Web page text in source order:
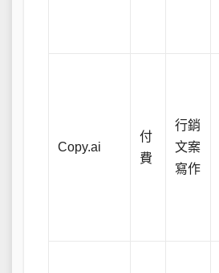
Copy.ai
付
費
行銷
文案
寫作